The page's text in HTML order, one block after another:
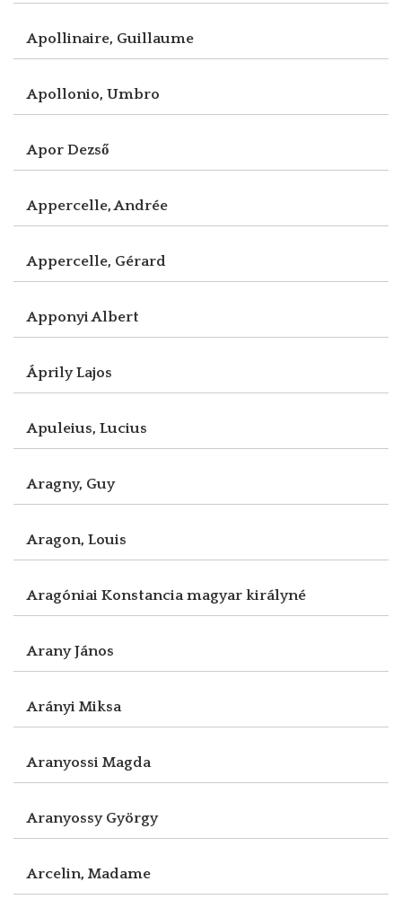
Apollinaire, Guillaume
Apollonio, Umbro
Apor Dezső
Appercelle, Andrée
Appercelle, Gérard
Apponyi Albert
Áprily Lajos
Apuleius, Lucius
Aragny, Guy
Aragon, Louis
Aragóniai Konstancia magyar királyné
Arany János
Arányi Miksa
Aranyossi Magda
Aranyossy György
Arcelin, Madame